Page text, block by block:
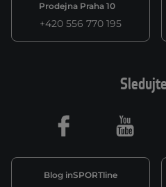
Prodejna Praha 10
+420 556 770 195
Blog inSPORTline
Facebook Youtube